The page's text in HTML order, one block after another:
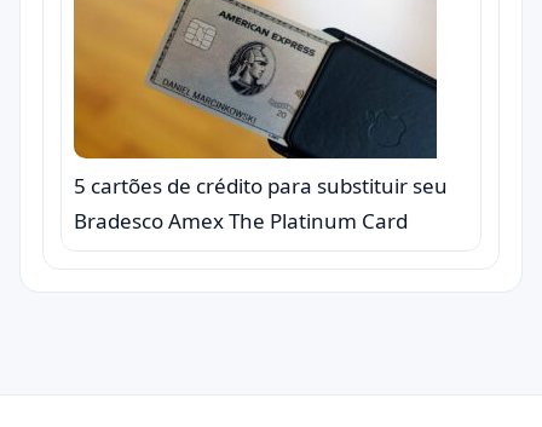
5 cartões de crédito para substituir seu
Bradesco Amex The Platinum Card